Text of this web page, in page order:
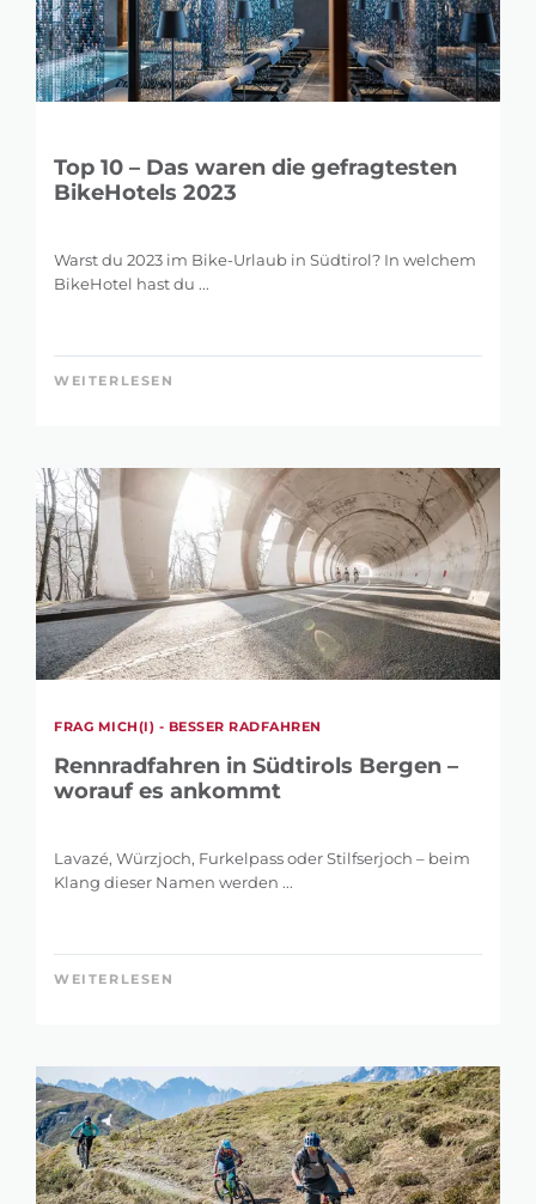
Top 10 – Das waren die gefragtesten
BikeHotels 2023
Warst du 2023 im Bike-Urlaub in Südtirol? In welchem
BikeHotel hast du ...
WEITERLESEN
FRAG MICH(I) - BESSER RADFAHREN
Rennradfahren in Südtirols Bergen –
worauf es ankommt
Lavazé, Würzjoch, Furkelpass oder Stilfserjoch – beim
Klang dieser Namen werden ...
WEITERLESEN